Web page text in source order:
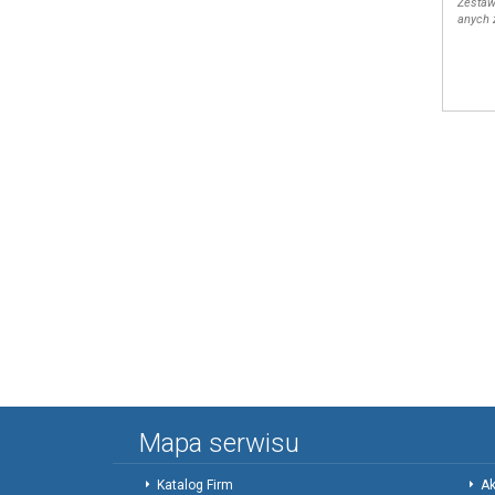
anych
Mapa serwisu
Katalog Firm